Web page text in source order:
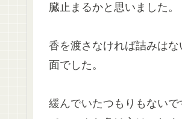
臓止まるかと思いました。
香を渡さなければ詰みは
面でした。
緩んでいたつもりもない